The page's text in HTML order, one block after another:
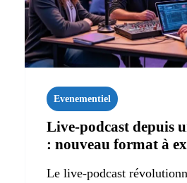
Evenementiel
Live‑podcast depuis
: nouveau format à
Le live-podcast